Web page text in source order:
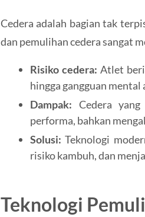
Cedera adalah bagian tak
dan pemulihan cedera sangat
Risiko cedera: Atlet
hingga gangguan
Dampak: Cedera
performa, bahkan
Solusi: Teknologi
risiko kambuh, dan
Teknologi